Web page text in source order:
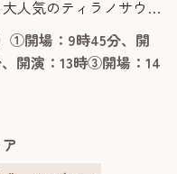
人気のティラノサウル
らやってきたリアル恐
生きていた時代にタイ
ングに学べる、ファミ
客席で観るだけでな
①開場：9時45分、開
開演：13時③開場：14